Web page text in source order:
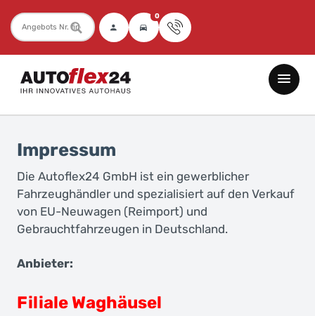
Fahrzeugnummer 0
Autoflex24
GmbH
-
Neuwagen
Jahreswagen
und
Gebrauchtwagen
zu
Top-
-
Impressum
Die Autoflex24 GmbH ist ein gewerblicher
Fahrzeughändler und spezialisiert auf den Verkauf
von EU-Neuwagen (Reimport) und
Gebrauchtfahrzeugen in Deutschland.
Anbieter:
Filiale Waghäusel